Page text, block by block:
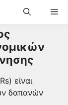
είναι
δαπανών